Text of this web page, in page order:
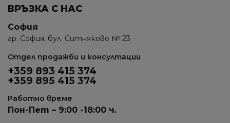
ВРЪЗКА С НАС
София
гр. София, бул. Ситняково № 23
Отдел продажби и консултации
+359 893 415 374
+359 895 415 374
Работно време
Пон-Пет – 9:00 -18:00 ч.